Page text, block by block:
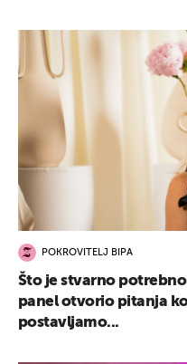
POKROVITELJ BIPA
Što je stvarno
panel otvorio pitanja
postavljamo...